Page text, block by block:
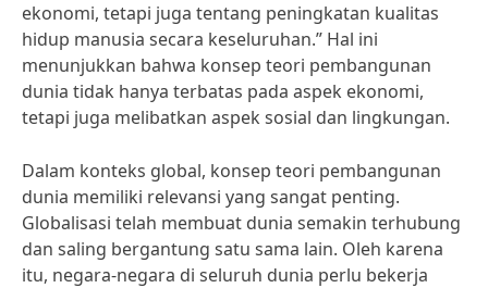
ekonomi, tetapi juga tentang peningkatan kualitas
hidup manusia secara keseluruhan.” Hal ini
menunjukkan bahwa konsep teori pembangunan
dunia tidak hanya terbatas pada aspek ekonomi,
tetapi juga melibatkan aspek sosial dan lingkungan.
Dalam konteks global, konsep teori pembangunan
dunia memiliki relevansi yang sangat penting.
Globalisasi telah membuat dunia semakin terhubung
dan saling bergantung satu sama lain. Oleh karena
itu, negara-negara di seluruh dunia perlu bekerja